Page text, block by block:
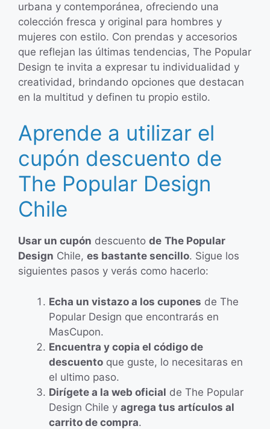
urbana y contemporánea, ofreciendo una
colección fresca y original para hombres y
mujeres con estilo. Con prendas y accesorios
que reflejan las últimas tendencias, The Popular
Design te invita a expresar tu individualidad y
creatividad, brindando opciones que destacan
en la multitud y definen tu propio estilo.
Aprende a utilizar el
cupón descuento de
The Popular Design
Chile
Usar un cupón descuento de The Popular
Design Chile, es bastante sencillo. Sigue los
siguientes pasos y verás como hacerlo:
Echa un vistazo a los cupones de The
Popular Design que encontrarás en
MasCupon.
Encuentra y copia el código de
descuento que guste, lo necesitaras en
el ultimo paso.
Dirígete a la web oficial de The Popular
Design Chile y agrega tus artículos al
carrito de compra.